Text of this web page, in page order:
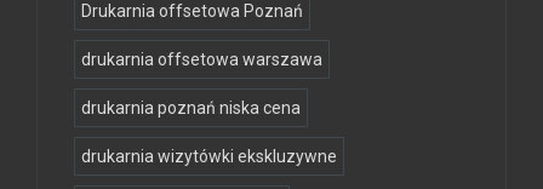
Drukarnia offsetowa Poznań
drukarnia offsetowa warszawa
drukarnia poznań niska cena
drukarnia wizytówki ekskluzywne